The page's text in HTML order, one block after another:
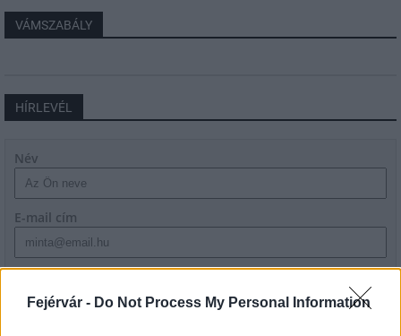
Fejérvár - Do Not Process My Personal Information
VÁMSZABÁLY
HÍRLEVÉL
Név
E-mail cím
szabályzatot!